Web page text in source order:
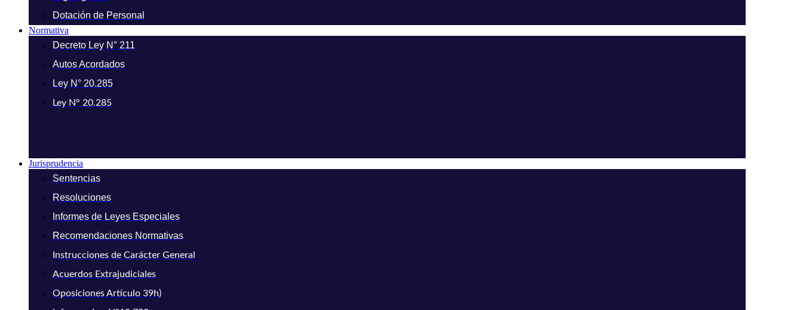
Dotación de Personal
Normativa
Decreto Ley N° 211
Autos Acordados
Ley N° 20.285
Ley N° 20.285
Jurisprudencia
Sentencias
Resoluciones
Informes de Leyes Especiales
Recomendaciones Normativas
Instrucciones de Carácter General
Acuerdos Extrajudiciales
Oposiciones Artículo 39h)